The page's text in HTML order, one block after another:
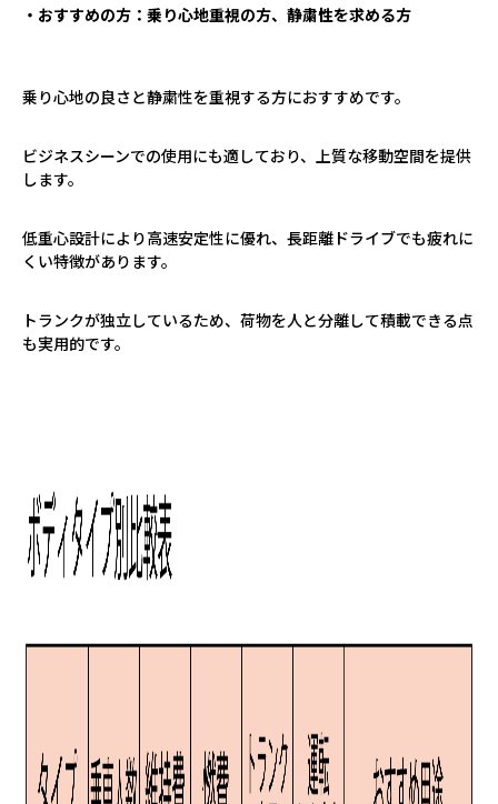
・おすすめの方：乗り心地重視の方、静粛性を求める方
乗り心地の良さと静粛性を重視する方におすすめです。
ビジネスシーンでの使用にも適しており、上質な移動空間を提供
します。
低重心設計により高速安定性に優れ、長距離ドライブでも疲れに
くい特徴があります。
トランクが独立しているため、荷物を人と分離して積載できる点
も実用的です。